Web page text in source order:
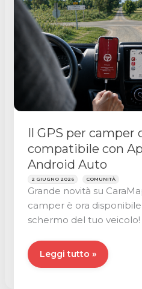
Il GPS per camper
compatibile con
Android Auto
2 GIUGNO 2026 COMUNITÀ
Grande novità su
camper è ora
schermo del tuo
Il
GPS
Leggi tutto »